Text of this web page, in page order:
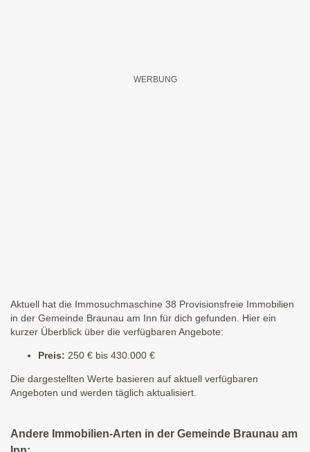
Aktuell hat die Immosuchmaschine 38 Provisionsfreie Immobilien
in der Gemeinde Braunau am Inn für dich gefunden. Hier ein
kurzer Überblick über die verfügbaren Angebote:
Preis: 250 € bis 430.000 €
Die dargestellten Werte basieren auf aktuell verfügbaren
Angeboten und werden täglich aktualisiert.
Andere Immobilien-Arten in der Gemeinde Braunau am